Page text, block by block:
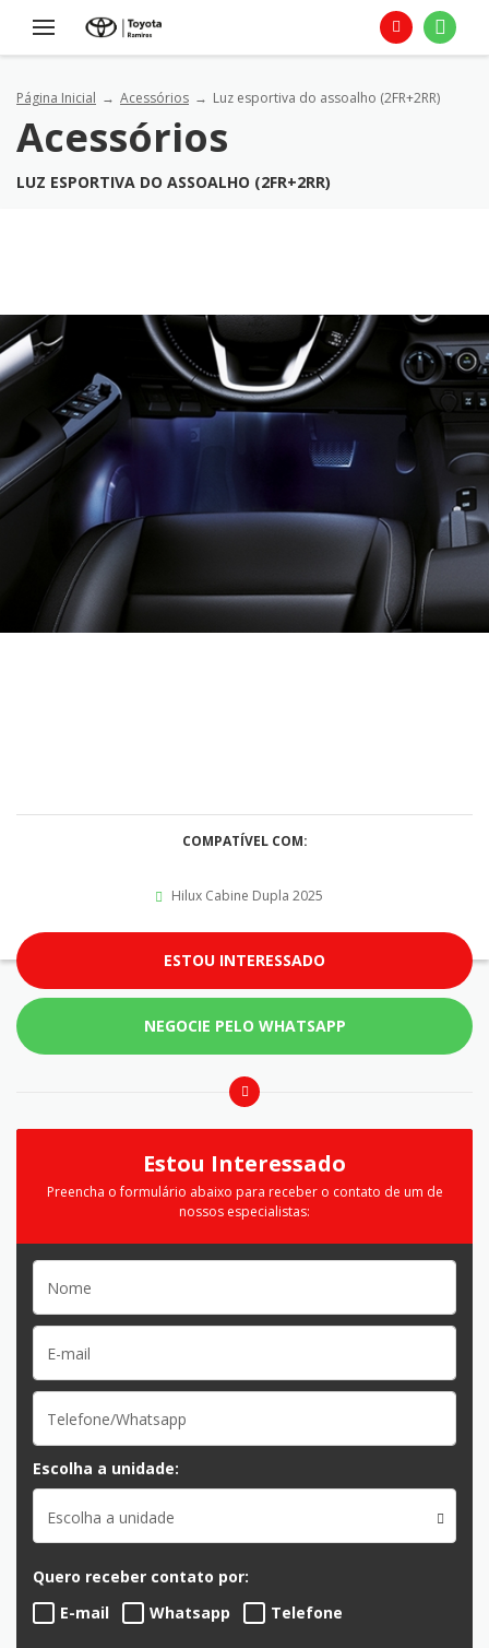
Página Inicial Acessórios Luz esportiva do assoalho (2FR+2RR)
Acessórios
LUZ ESPORTIVA DO ASSOALHO (2FR+2RR)
COMPATÍVEL COM:
Hilux Cabine Dupla 2025
ESTOU INTERESSADO
NEGOCIE PELO WHATSAPP
Estou Interessado
Preencha o formulário abaixo para receber o contato de um de
nossos especialistas:
Escolha a unidade:
Escolha a unidade
Quero receber contato por:
E-mail
Whatsapp Telefone